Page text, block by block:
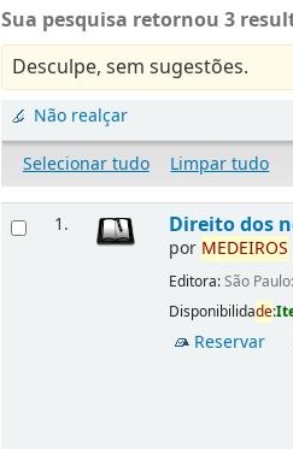
Sua pesquisa retornou 3
Desculpe, sem sugestões.
Não realçar
Selecionar tudo
Limpar tudo
1. Direito dos
por MEDEIROS
Editora:São
Disponibilidade:
Reservar